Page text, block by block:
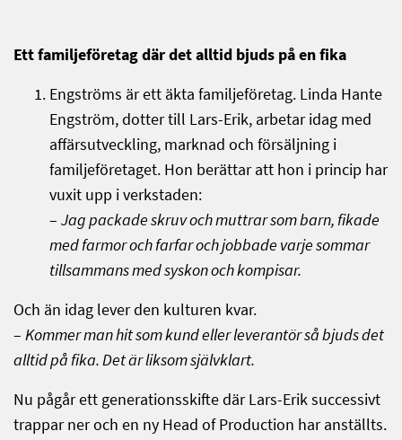
Ett familjeföretag där det alltid bjuds på en fika
Engströms är ett äkta familjeföretag. Linda Hante
Engström, dotter till Lars-Erik, arbetar idag med
affärsutveckling, marknad och försäljning i
familjeföretaget. Hon berättar att hon i princip har
vuxit upp i verkstaden:
– Jag packade skruv och muttrar som barn, fikade
med farmor och farfar och jobbade varje sommar
tillsammans med syskon och kompisar.
Och än idag lever den kulturen kvar.
– Kommer man hit som kund eller leverantör så bjuds det
alltid på fika. Det är liksom självklart.
Nu pågår ett generationsskifte där Lars-Erik successivt
trappar ner och en ny Head of Production har anställts.